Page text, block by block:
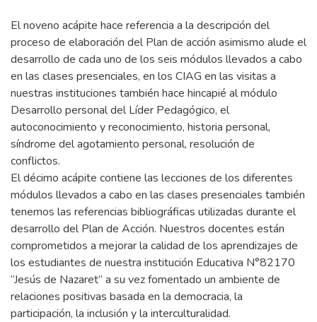
El noveno acápite hace referencia a la descripción del
proceso de elaboración del Plan de acción asimismo alude el
desarrollo de cada uno de los seis módulos llevados a cabo
en las clases presenciales, en los CIAG en las visitas a
nuestras instituciones también hace hincapié al módulo
Desarrollo personal del Líder Pedagógico, el
autoconocimiento y reconocimiento, historia personal,
síndrome del agotamiento personal, resolución de
conflictos.
El décimo acápite contiene las lecciones de los diferentes
módulos llevados a cabo en las clases presenciales también
tenemos las referencias bibliográficas utilizadas durante el
desarrollo del Plan de Acción. Nuestros docentes están
comprometidos a mejorar la calidad de los aprendizajes de
los estudiantes de nuestra institución Educativa N°82170
“Jesús de Nazaret” a su vez fomentado un ambiente de
relaciones positivas basada en la democracia, la
participación, la inclusión y la interculturalidad.